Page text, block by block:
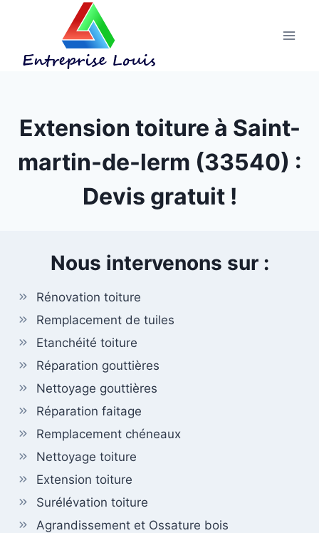
Extension toiture à Saint-
martin-de-lerm (33540) :
Devis gratuit !
Nous intervenons sur :
Rénovation toiture
Remplacement de tuiles
Etanchéité toiture
Réparation gouttières
Nettoyage gouttières
Réparation faitage
Remplacement chéneaux
Nettoyage toiture
Extension toiture
Surélévation toiture
Agrandissement et Ossature bois